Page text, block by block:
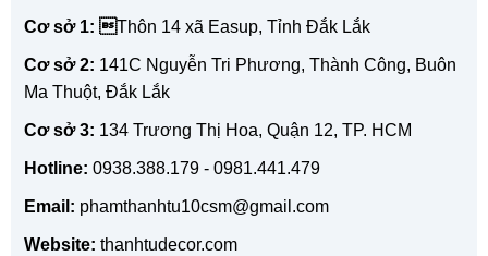
Cơ sở 1: Thôn 14 xã Easup, Tỉnh Đắk Lắk
Cơ sở 2: 141C Nguyễn Tri Phương, Thành Công, Buôn
Ma Thuột, Đắk Lắk
Cơ sở 3: 134 Trương Thị Hoa, Quận 12, TP. HCM
Hotline: 0938.388.179 - 0981.441.479
Email: phamthanhtu10csm@gmail.com
Website: thanhtudecor.com